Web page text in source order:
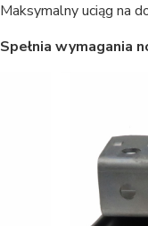
Maksymalny uciąg na
Spełnia wymagania